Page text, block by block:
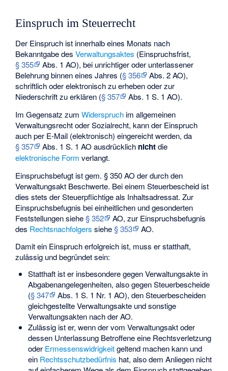
Einspruch im Steuerrecht
Der Einspruch ist innerhalb eines Monats nach
Bekanntgabe desVerwaltungsaktes (Einspruchsfrist,
§ 355
Abs. 1 AO), bei unrichtiger oder unterlassener
Belehrung binnen eines Jahres (§ 356
Abs. 2 AO),
schriftlich oder elektronisch zu erheben oder zur
Niederschrift zu erklären (§ 357
Abs. 1 S. 1 AO).
Im Gegensatz zumWiderspruch im allgemeinen
Verwaltungsrecht oder Sozialrecht, kann der Einspruch
auch per E-Mail (elektronisch) eingereicht werden, da
§ 357
Abs. 1 S. 1 AO ausdrücklich nichtdie
elektronische Form verlangt.
Einspruchsbefugt ist gem. § 350 AO der durch den
Verwaltungsakt Beschwerte. Bei einem Steuerbescheid ist
dies stets der Steuerpflichtige als Inhaltsadressat. Zur
Einspruchsbefugnis bei einheitlichen und gesonderten
Feststellungen siehe§ 352
AO, zur Einspruchsbefugnis
des Rechtsnachfolgers siehe§ 353
AO.
Damit ein Einspruch erfolgreich ist, muss er statthaft,
zulässig und begründet sein:
Statthaft ist er insbesondere gegen Verwaltungsakte in
Abgabenangelegenheiten, also gegen Steuerbescheide
(§ 347
Abs. 1 S. 1 Nr. 1 AO), den Steuerbescheiden
gleichgestellte Verwaltungsakte und sonstige
Verwaltungsakten nach der AO.
Zulässig ist er, wenn der vom Verwaltungsakt oder
dessen Unterlassung Betroffene eine Rechtsverletzung
oder Ermessenswidrigkeitgeltend machen kann und
ein Rechtsschutzbedürfnis hat, also dem Anliegen nicht